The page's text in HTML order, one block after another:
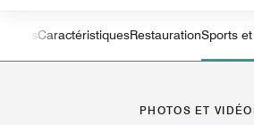
flèche vers la gauche
SuitesCaractéristiquesRestaurationSports
PHOTOS ET